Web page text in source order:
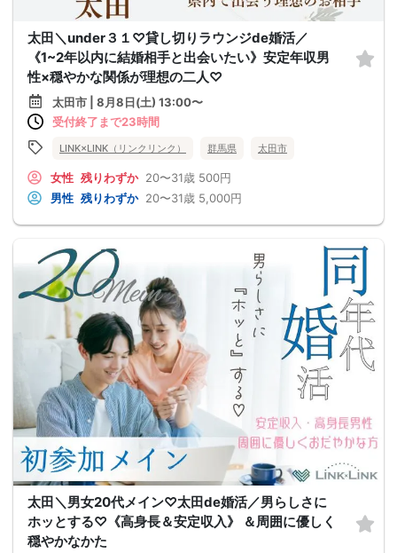
太田＼under３１♡貸し切りラウンジde婚活／
《1~2年以内に結婚相手と出会いたい》安定年収男
性×穏やかな関係が理想の二人♡
太田市 | 8月8日(土) 13:00〜
受付終了まで23時間
LINK×LINK（リンクリンク） 群馬県 太田市
女性 残りわずか 20〜31歳 500円
男性 残りわずか 20〜31歳 5,000円
太田＼男女20代メイン♡太田de婚活／男らしさに
ホッとする♡《高身長＆安定収入》 ＆周囲に優しく
穏やかなかた